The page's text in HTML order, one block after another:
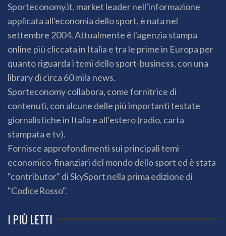
Sporteconomy.it, market leader nell'informazione
applicata all'economia dello sport, è nata nel
settembre 2004. Attualmente è l'agenzia stampa
online più cliccata in Italia e tra le prime in Europa per
quanto riguarda i temi dello sport-business, con una
library di circa 60 mila news.
Sporteconomy collabora, come fornitrice di
contenuti, con alcune delle più importanti testate
giornalistiche in Italia e all’estero (radio, carta
stampata e tv).
Fornisce approfondimenti sui principali temi
economico-finanziari del mondo dello sport ed è stata
"contributor" di SkySport nella prima edizione di
"CodiceRosso".
I PIÙ LETTI